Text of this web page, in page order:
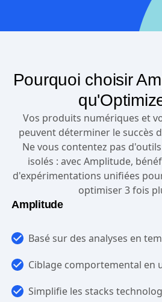
Pourquoi choisir
Vos produits numériques et
peuvent déterminer le succès
Ne vous contentez pas
isolés : avec Amplitude,
d'expérimentations unifiées
optimiser 3 fois
Amplitude
Basé sur des analyses en
Ciblage comportemental en
Simplifie les stacks